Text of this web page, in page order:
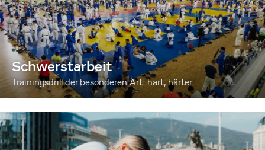
Schwerstarbeit
Trainingsdrill der besonderen Art: hart, härter...